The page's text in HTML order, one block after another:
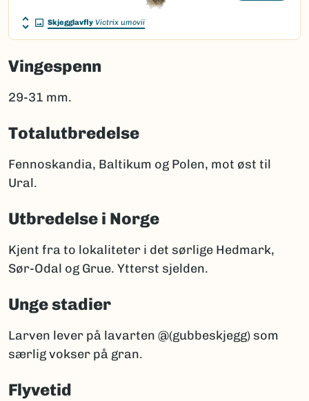
Skjegglavfly Victrix umovii
Vingespenn
29-31 mm.
Totalutbredelse
Fennoskandia, Baltikum og Polen, mot øst til
Ural.
Utbredelse i Norge
Kjent fra to lokaliteter i det sørlige Hedmark,
Sør-Odal og Grue. Ytterst sjelden.
Unge stadier
Larven lever på lavarten @(gubbeskjegg) som
særlig vokser på gran.
Flyvetid